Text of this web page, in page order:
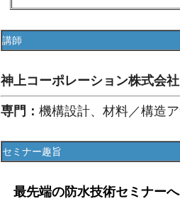
講師
神上コーポレーション株式
専門： 機構設計、材料／構造
セミナー趣旨
最先端の防水技術セミナー